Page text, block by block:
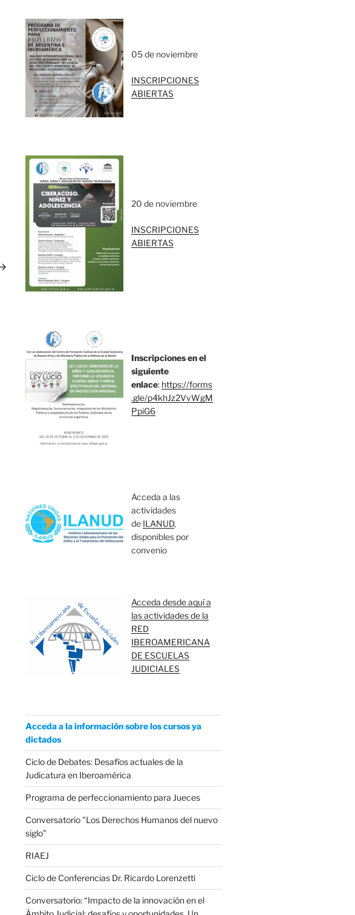
05 de noviembre
INSCRIPCIONES
ABIERTAS
20 de noviembre
INSCRIPCIONES
ABIERTAS
Inscripciones en el
siguiente
enlace: https://forms
.gle/p4khJz2VvWgM
PpiG6
Acceda a las
actividades
de ILANUD,
disponibles por
convenio
Acceda desde aquí a
las actividades de la
RED
IBEROAMERICANA
DE ESCUELAS
JUDICIALES
Acceda a la información sobre los cursos ya
dictados
Ciclo de Debates: Desafíos actuales de la
Judicatura en Iberoamérica
Programa de perfeccionamiento para Jueces
Conversatorio "Los Derechos Humanos del nuevo
siglo"
RIAEJ
Ciclo de Conferencias Dr. Ricardo Lorenzetti
Conversatorio: “Impacto de la innovación en el